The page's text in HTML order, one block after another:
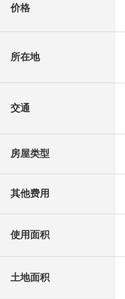
价格
所在地
交通
房屋类型
其他费用
使用面积
土地面积